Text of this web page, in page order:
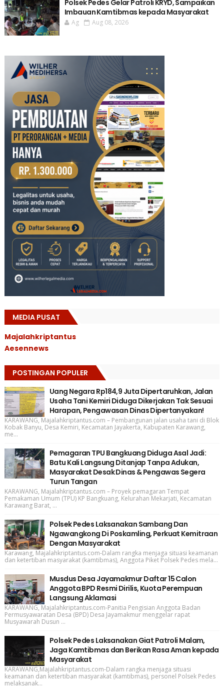
Polsek Pedes Gelar Patroli KRYD, Sampaikan
Imbauan Kamtibmas kepada Masyarakat
Ag Aug 08, 2026
MEDIA PUSAT
Majalahkriptantus
Aesennews
POSTINGAN POPULER
Uang Negara Rp184,9 Juta Dipertaruhkan, Jalan
Usaha Tani Kemiri Diduga Dikerjakan Tak Sesuai
Harapan, Pengawasan Dinas Dipertanyakan!
KARAWANG, Majalahkriptantus.com – Pembangunan jalan usaha tani di Blok
Kobak Banyu, Desa Kemiri, Kecamatan Jayakerta, Kabupaten Karawang,
me...
Pemagaran TPU Bangkuang Diduga Asal Jadi:
Batu Kali Langsung Ditanjap Tanpa Adukan,
Masyarakat Desak Dinas & Pengawas Segera
Turun Tangan
KARAWANG, Majalahkriptantus.com – Proyek pemagaran Tempat
Pemakaman Umum (TPU) KP Bangkuang, Kelurahan Mekarjati, Kecamatan
Karawang Barat, ...
Polsek Pedes Laksanakan Sambang Dan
Ngawangkong Di Poskamling, Perkuat Kemitraan
Dengan Masyarakat
Karawang, Majalahkriptantus.com-Dalam rangka menjaga situasi keamanan
dan ketertiban masyarakat (kamtibmas), Anggota Piket Polsek Pedes mela...
Musdus Desa Jayamakmur Daftar 15 Calon
Anggota BPD Resmi Dirilis, Kuota Perempuan
Langsung Aklamasi
KARAWANG, Majalahkriptantus.com-Panitia Pengisian Anggota Badan
Permusyawaratan Desa (BPD) Desa Jayamakmur menggelar rapat
Musyawarah Dusun ...
Polsek Pedes Laksanakan Giat Patroli Malam,
Jaga Kamtibmas dan Berikan Rasa Aman kepada
Masyarakat
KARAWANG,Majalahkriptantus.com-Dalam rangka menjaga situasi
keamanan dan ketertiban masyarakat (kamtibmas), personel Polsek Pedes
melaksanak...